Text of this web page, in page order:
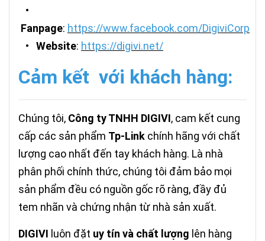
•
Fanpage: https://www.facebook.com/DigiviCorp
• Website: https://digivi.net/
Cảm kết với khách hàng:
Chúng tôi, Công ty TNHH DIGIVI, cam kết cung
cấp các sản phẩm Tp-Link chính hãng với chất
lượng cao nhất đến tay khách hàng. Là nhà
phân phối chính thức, chúng tôi đảm bảo mọi
sản phẩm đều có nguồn gốc rõ ràng, đầy đủ
tem nhãn và chứng nhận từ nhà sản xuất.
DIGIVI luôn đặt uy tín và chất lượng lên hàng